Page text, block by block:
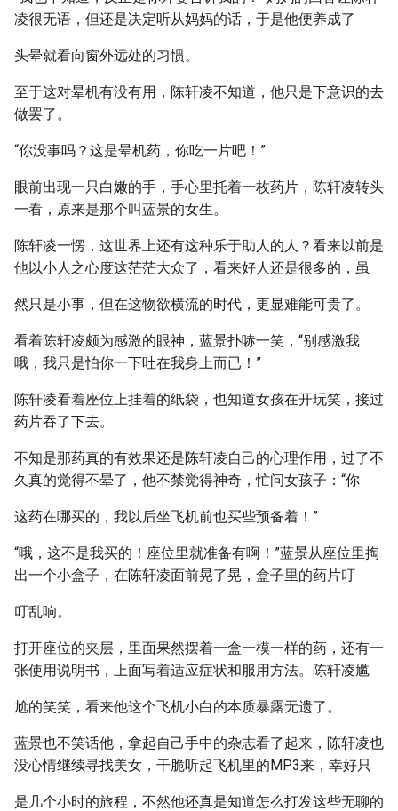
凌很无语，但还是决定听从妈妈的话，于是他便养成了
头晕就看向窗外远处的习惯。
至于这对晕机有没有用，陈轩凌不知道，他只是下意识的去
做罢了。
“你没事吗？这是晕机药，你吃一片吧！”
眼前出现一只白嫩的手，手心里托着一枚药片，陈轩凌转头
一看，原来是那个叫蓝景的女生。
陈轩凌一愣，这世界上还有这种乐于助人的人？看来以前是
他以小人之心度这茫茫大众了，看来好人还是很多的，虽
然只是小事，但在这物欲横流的时代，更显难能可贵了。
看着陈轩凌颇为感激的眼神，蓝景扑哧一笑，“别感激我
哦，我只是怕你一下吐在我身上而已！”
陈轩凌看着座位上挂着的纸袋，也知道女孩在开玩笑，接过
药片吞了下去。
不知是那药真的有效果还是陈轩凌自己的心理作用，过了不
久真的觉得不晕了，他不禁觉得神奇，忙问女孩子：“你
这药在哪买的，我以后坐飞机前也买些预备着！”
“哦，这不是我买的！座位里就准备有啊！”蓝景从座位里掏
出一个小盒子，在陈轩凌面前晃了晃，盒子里的药片叮
叮乱响。
打开座位的夹层，里面果然摆着一盒一模一样的药，还有一
张使用说明书，上面写着适应症状和服用方法。陈轩凌尴
尬的笑笑，看来他这个飞机小白的本质暴露无遗了。
蓝景也不笑话他，拿起自己手中的杂志看了起来，陈轩凌也
没心情继续寻找美女，干脆听起飞机里的MP3来，幸好只
是几个小时的旅程，不然他还真是知道怎么打发这些无聊的